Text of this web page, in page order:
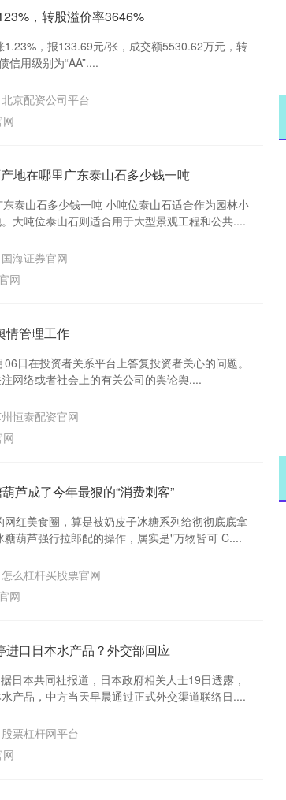
，转股溢价率3646%
，报133.69元/张，成交额5530.62万元，转
信用级别为“AA”....
京配资公司平台
地在哪里广东泰山石多少钱一吨
泰山石多少钱一吨 小吨位泰山石适合作为园林小
大吨位泰山石则适合用于大型景观工程和公共....
海证券官网
网
情管理工作
日在投资者关系平台上答复投资者关心的问题。
网络或者社会上的有关公司的舆论舆....
恒泰配资官网
芦成了今年最狠的“消费刺客”
红美食圈，算是被奶皮子冰糖系列给彻彻底底拿
葫芦强行拉郎配的操作，属实是"万物皆可 C....
么杠杆买股票官网
网
口日本水产品？外交部回应
日本共同社报道，日本政府相关人士19日透露，
产品，中方当天早晨通过正式外交渠道联络日....
票杠杆网平台